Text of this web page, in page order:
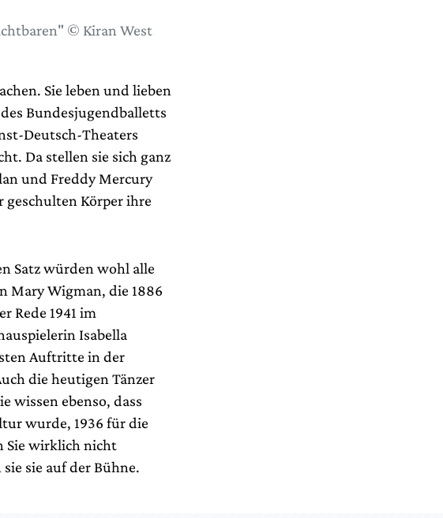
© Kiran West
Sie leben und lieben
Bundesjugendballetts
Deutsch-Theaters
Da stellen sie sich ganz
und Freddy Mercury
geschulten Körper ihre
Satz würden wohl alle
Mary Wigman, die 1886
Rede 1941 im
Isabella
Auftritte in der
die heutigen Tänzer
wissen ebenso, dass
wurde, 1936 für die
Sie wirklich nicht
sie auf der Bühne.